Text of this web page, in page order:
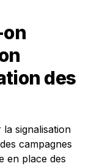
des
la signalisation
campagnes
en place des